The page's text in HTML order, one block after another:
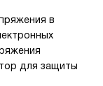
в
для защиты